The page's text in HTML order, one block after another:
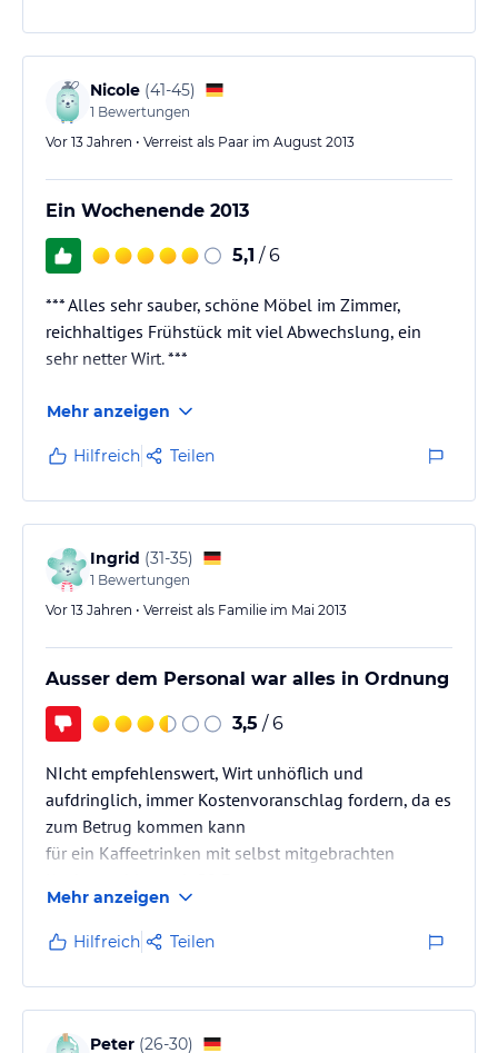
Nicole (41-45)
1 Bewertungen
Vor 13 Jahren • Verreist als Paar im August 2013
Ein Wochenende 2013
5,1 / 6
*** Alles sehr sauber, schöne Möbel im Zimmer,
reichhaltiges Frühstück mit viel Abwechslung, ein
sehr netter Wirt. ***
Mehr anzeigen
Hilfreich Teilen
Ingrid (31-35)
1 Bewertungen
Vor 13 Jahren • Verreist als Familie im Mai 2013
Ausser dem Personal war alles in Ordnung
3,5 / 6
NIcht empfehlenswert, Wirt unhöflich und
aufdringlich, immer Kostenvoranschlag fordern, da es
zum Betrug kommen kann
für ein Kaffeetrinken mit selbst mitgebrachten
Mehr anzeigen
Hilfreich Teilen
Peter (26-30)